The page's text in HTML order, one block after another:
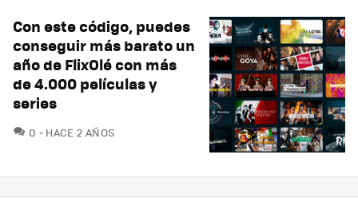
Con este código, puedes
conseguir más barato un
año de FlixOlé con más
de 4.000 películas y
series
0 COMENTARIOS
HACE 2 AÑOS